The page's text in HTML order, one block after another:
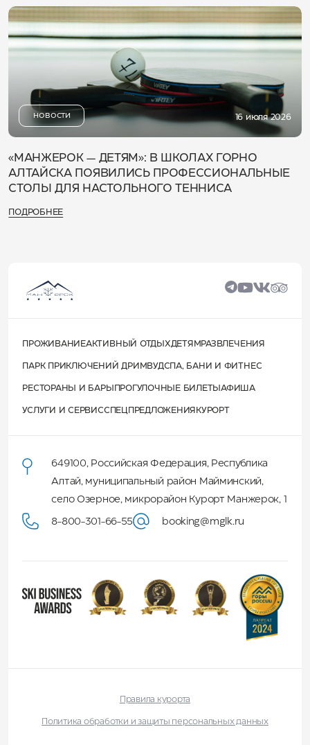
НОВОСТИ 16 июля 2026
«МАНЖЕРОК — ДЕТЯМ»: В ШКОЛАХ ГОРНО
АЛТАЙСКА ПОЯВИЛИСЬ ПРОФЕССИОНАЛЬНЫЕ
СТОЛЫ ДЛЯ НАСТОЛЬНОГО ТЕННИСА
ПОДРОБНЕЕ
ПРОЖИВАНИЕАКТИВНЫЙ ОТДЫХДЕТЯМ РАЗВЛЕЧЕНИЯ
ПАРК ПРИКЛЮЧЕНИЙ ДРИМВУД СПА, БАНИ И ФИТНЕС
РЕСТОРАНЫ И БАРЫ ПРОГУЛОЧНЫЕ БИЛЕТЫАФИША
УСЛУГИ И СЕРВИССПЕЦПРЕДЛОЖЕНИЯ КУРОРТ
649100, Российская Федерация, Республика
Алтай, муниципальный район Майминский,
село Озерное, микрорайон Курорт Манжерок, 1
8-800-301-66-55 booking@mglk.ru
Правила курорта
Политика обработки и защиты персональных данных